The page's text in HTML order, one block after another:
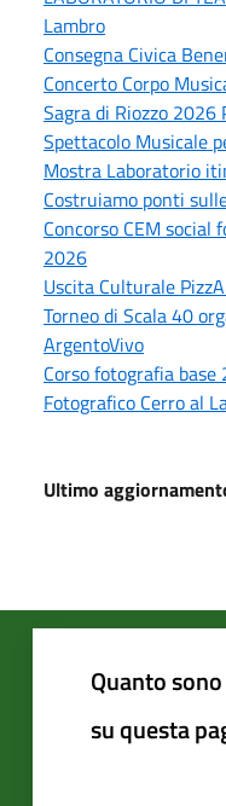
Lambro
Consegna Civica
Concerto Corpo
Sagra di Riozzo 2026
Spettacolo Musicale
Mostra Laboratorio
Costruiamo ponti
Concorso CEM
2026
Uscita Culturale
Torneo di Scala 40
ArgentoVivo
Corso fotografia
Fotografico Cerro al
Ultimo
Quanto
su questa